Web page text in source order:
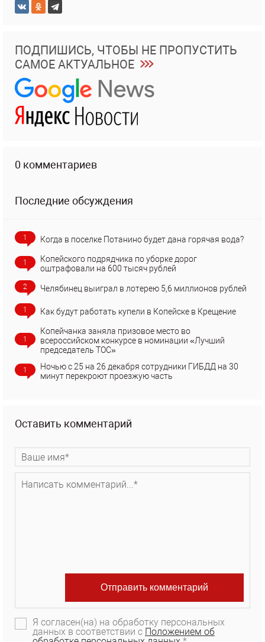
ПОДПИШИСЬ, ЧТОБЫ НЕ ПРОПУСТИТЬ
САМОЕ АКТУАЛЬНОЕ
0 комментариев
Последние обсуждения
1 Когда в поселке Потанино будет дана горячая вода?
1
Копейского подрядчика по уборке дорог
оштрафовали на 600 тысяч рублей
2 Челябинец выиграл в лотерею 5,6 миллионов рублей
1 Как будут работать купели в Копейске в Крещение
1
Копейчанка заняла призовое место во
всероссийском конкурсе в номинации «Лучший
председатель ТОС»
1
Ночью с 25 на 26 декабря сотрудники ГИБДД на 30
минут перекроют проезжую часть
Оставить комментарий
Я согласен(на) на обработку персональных
данных в соответствии с Положением об